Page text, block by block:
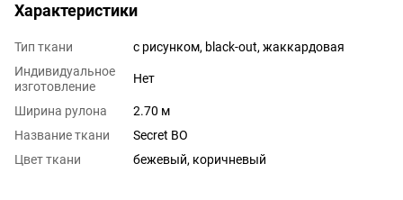
Характеристики
Тип ткани
с рисунком, black-out, жаккардовая
Индивидуальное
изготовление
Нет
Ширина рулона
2.70 м
Название ткани
Secret BO
Цвет ткани
бежевый, коричневый